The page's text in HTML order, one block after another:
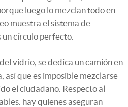
luego lo mezclan todo en
muestra el sistema de
círculo perfecto.
vidrio, se dedica un camión en
así que es imposible mezclarse
el ciudadano. Respecto al
hay quienes aseguran